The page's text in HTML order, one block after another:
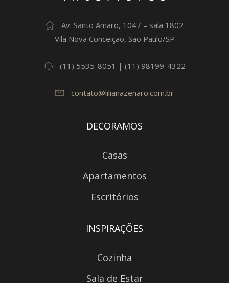
Av. Santo Amaro, 1047 – sala 1802
Vila Nova Conceição, São Paulo/SP
(11) 5535-8051 | (11) 98199-4322
contato@lilianazenaro.com.br
DECORAMOS
Casas
Apartamentos
Escritórios
INSPIRAÇÕES
Cozinha
Sala de Estar